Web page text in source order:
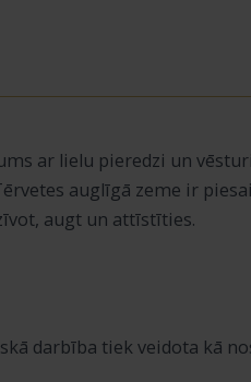
ar lielu pieredzi un
auglīgā zeme ir
augt un attīstīties.
darbība tiek veidota kā